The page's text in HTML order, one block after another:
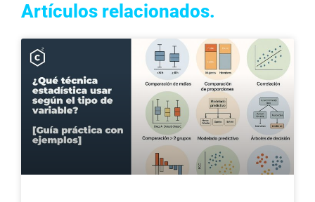
Artículos relacionados.